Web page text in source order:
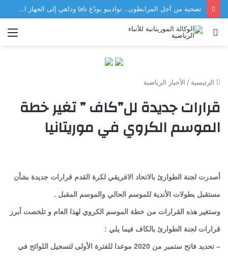
تضحية من أجل المرابطون.. نواذيبو يودّع تافا وداهي إلى الجهاز الفني للمنتخب
بحث
الرئيسية / الأخبار الرياضية
قرارات جديدة لل”كاف ” تغير خطة
الموسم الكروي في موريتانيا
أصدرت لجنة الطوارئ بالاتحاد الافريقي لكرة القدم قرارات جديدة بشأن
مستقبل بطولات الأندية للموسم الحالي والموسم المقبل .
وستغير هذه القرارات من خطة الموسم الكروي لهذا العام و تلخصت أبرز
قرارات لجنة الطوارئ بالكاف فيما يلي :
– تحديد فاتح ستمبر من 2020 موعدا للفترة الأولى لتسجيل اللوائح في